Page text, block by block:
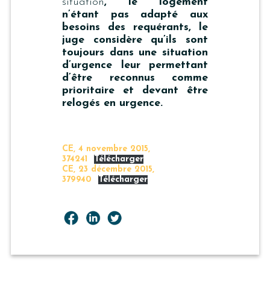
n’étant pas adapté aux
besoins des requérants, le
juge considère qu’ils sont
toujours dans une situation
d’urgence leur permettant
d’être reconnus comme
prioritaire et devant être
relogés en urgence.
CE, 4 novembre 2015,
374241
Télécharger
CE, 23 décembre 2015,
379940
Télécharger